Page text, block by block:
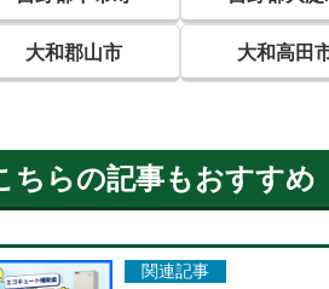
大和郡山市 大和高田
ちらの記事もおすすめ
関連記事